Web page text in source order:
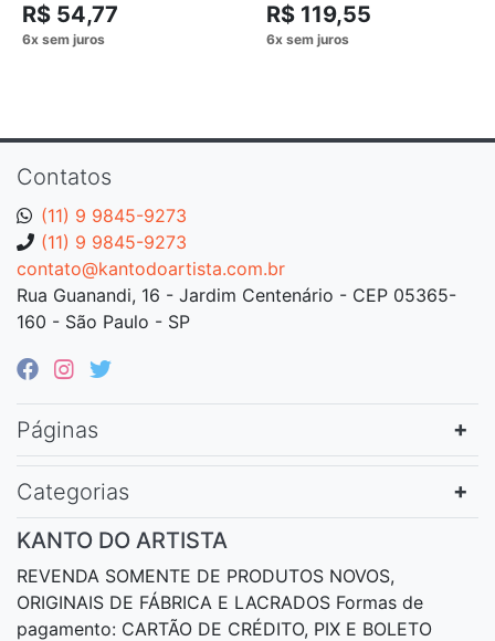
R$ 54,77 R$ 119,55
Contatos
(11) 9 9845-9273
(11) 9 9845-9273
contato@kantodoartista.com.br
Rua Guanandi, 16 - Jardim Centenário - CEP 05365-
160 - São Paulo - SP
Páginas
Categorias
KANTO DO ARTISTA
REVENDA SOMENTE DE PRODUTOS NOVOS,
ORIGINAIS DE FÁBRICA E LACRADOS Formas de
pagamento: CARTÃO DE CRÉDITO, PIX E BOLETO